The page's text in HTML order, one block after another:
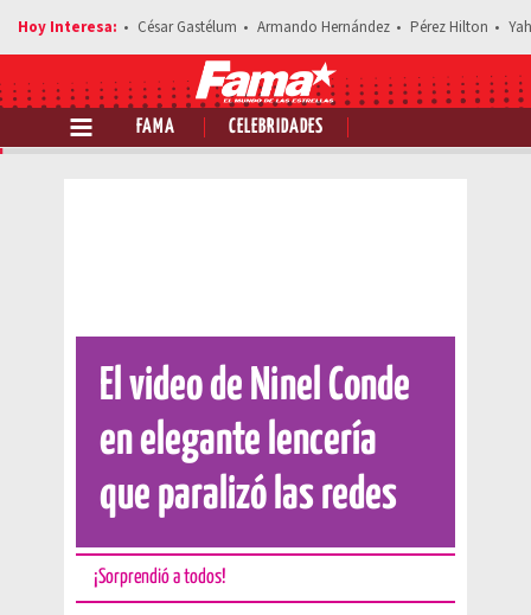
César Gastélum Armando Hernández Pérez Hilton
FAMA CELEBRIDADES
Comparte esta noticia
El video de Ninel Conde
en elegante lencería
que paralizó las redes
¡Sorprendió a todos!